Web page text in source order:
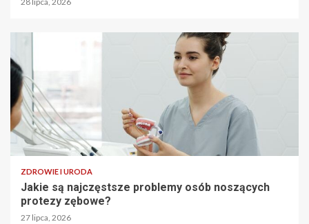
ZDROWIE I URODA
Jakie są najczęstsze problemy osób noszących
protezy zębowe?
27 lipca, 2026